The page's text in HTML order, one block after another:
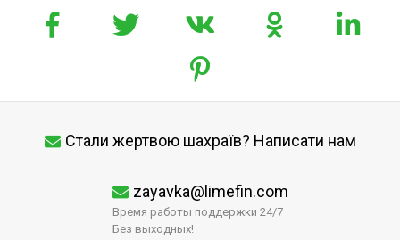
Стали жертвою шахраїв? Написати нам
zayavka@limefin.com
Время работы поддержки 24/7
Без выходных!